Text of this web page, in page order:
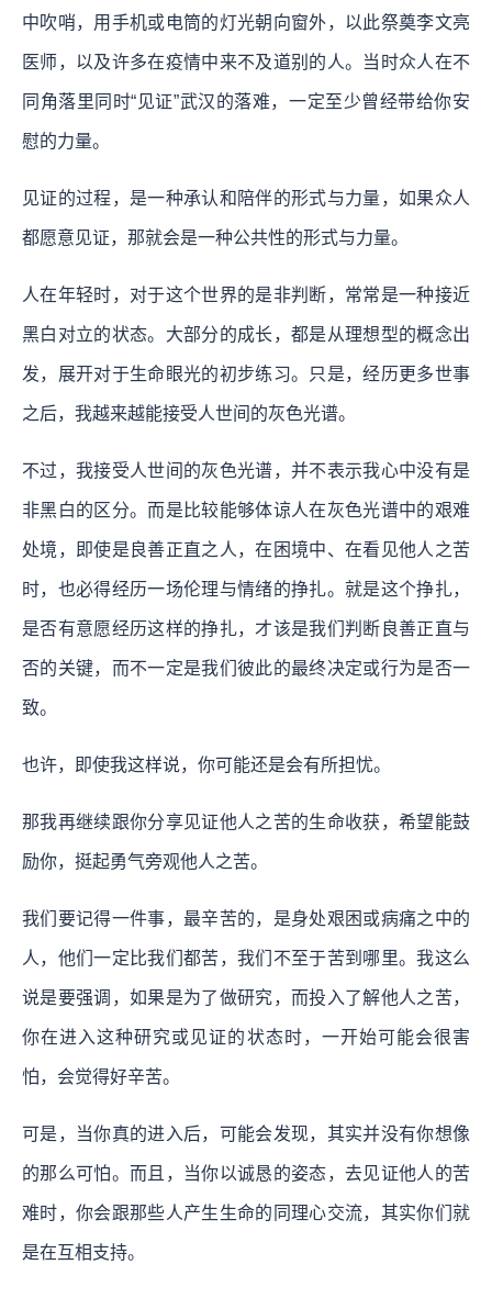
中吹哨，用手机或电筒的灯光朝向窗外，以此祭奠李文亮
医师，以及许多在疫情中来不及道别的人。当时众人在不
同角落里同时“见证”武汉的落难，一定至少曾经带给你安
慰的力量。
见证的过程，是一种承认和陪伴的形式与力量，如果众人
都愿意见证，那就会是一种公共性的形式与力量。
人在年轻时，对于这个世界的是非判断，常常是一种接近
黑白对立的状态。大部分的成长，都是从理想型的概念出
发，展开对于生命眼光的初步练习。只是，经历更多世事
之后，我越来越能接受人世间的灰色光谱。
不过，我接受人世间的灰色光谱，并不表示我心中没有是
非黑白的区分。而是比较能够体谅人在灰色光谱中的艰难
处境，即使是良善正直之人，在困境中、在看见他人之苦
时，也必得经历一场伦理与情绪的挣扎。就是这个挣扎，
是否有意愿经历这样的挣扎，才该是我们判断良善正直与
否的关键，而不一定是我们彼此的最终决定或行为是否一
致。
也许，即使我这样说，你可能还是会有所担忧。
那我再继续跟你分享见证他人之苦的生命收获，希望能鼓
励你，挺起勇气旁观他人之苦。
我们要记得一件事，最辛苦的，是身处艰困或病痛之中的
人，他们一定比我们都苦，我们不至于苦到哪里。我这么
说是要强调，如果是为了做研究，而投入了解他人之苦，
你在进入这种研究或见证的状态时，一开始可能会很害
怕，会觉得好辛苦。
可是，当你真的进入后，可能会发现，其实并没有你想像
的那么可怕。而且，当你以诚恳的姿态，去见证他人的苦
难时，你会跟那些人产生生命的同理心交流，其实你们就
是在互相支持。